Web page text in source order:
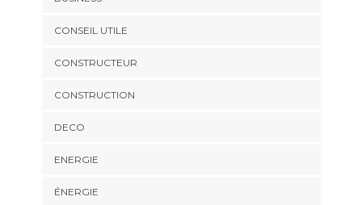
CONSEIL UTILE
CONSTRUCTEUR
CONSTRUCTION
DECO
ENERGIE
ÉNERGIE